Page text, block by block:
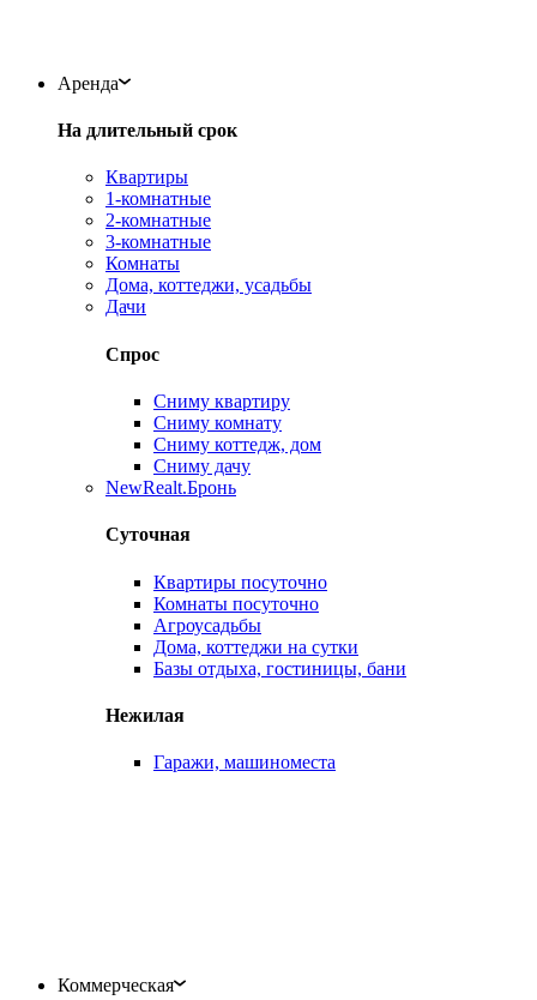
Аренда
На длительный срок
Квартиры
1-комнатные
2-комнатные
3-комнатные
Комнаты
Дома, коттеджи, усадьбы
Дачи
Спрос
Сниму квартиру
Сниму комнату
Сниму коттедж, дом
Сниму дачу
NewRealt.Бронь
Суточная
Квартиры посуточно
Комнаты посуточно
Агроусадьбы
Дома, коттеджи на сутки
Базы отдыха, гостиницы, бани
Нежилая
Гаражи, машиноместа
Коммерческая